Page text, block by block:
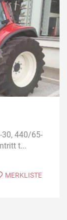
30, 440/65-
t...
MERKLISTE